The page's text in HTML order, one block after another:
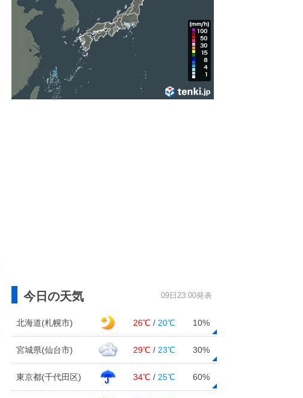
今日の天気 09日23:00発表
北海道(札幌市) 26℃ / 20℃ 10%
宮城県(仙台市) 29℃ / 23℃ 30%
東京都(千代田区) 34℃ / 25℃ 60%